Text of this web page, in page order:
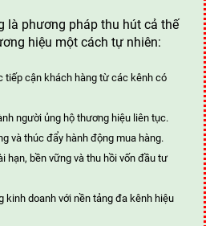
là phương pháp thu hút cả thế
hiệu một cách tự nhiên:
tiếp cận khách hàng từ các kênh có
người ủng hộ thương hiệu liên tục.
và thúc đẩy hành động mua hàng.
hạn, bền vững và thu hồi vốn đầu tư
kinh doanh với nền tảng đa kênh hiệu